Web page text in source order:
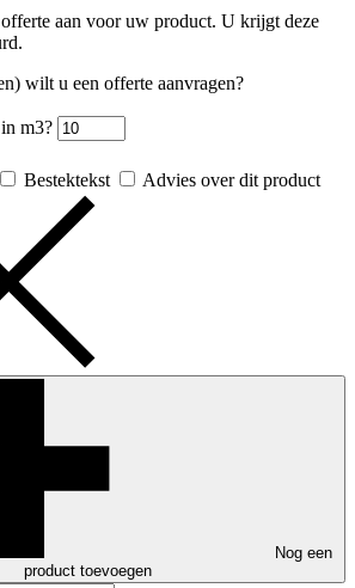
aan voor uw product. U krijgt deze
wilt u een offerte aanvragen?
m3?
Bestektekst Advies over dit product
Nog een
product toevoegen